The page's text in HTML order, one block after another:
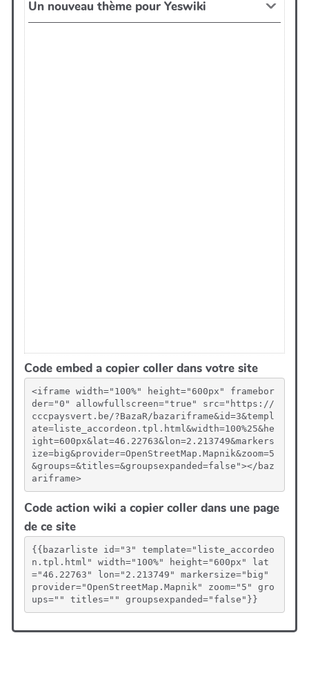
Code embed a copier coller dans votre site
<iframe width="100%" height="600px" framebor
der="0" allowfullscreen="true" src="https://
cccpaysvert.be/?BazaR/bazariframe&id=3&templ
ate=liste_accordeon.tpl.html&width=100%25&he
ight=600px&lat=46.22763&lon=2.213749&markers
ize=big&provider=OpenStreetMap.Mapnik&zoom=5
&groups=&titles=&groupsexpanded=false"></baz
ariframe>
Code action wiki a copier coller dans une page
de ce site
{{bazarliste id="3" template="liste_accordeo
n.tpl.html" width="100%" height="600px" lat
="46.22763" lon="2.213749" markersize="big"
provider="OpenStreetMap.Mapnik" zoom="5" gro
ups="" titles="" groupsexpanded="false"}}